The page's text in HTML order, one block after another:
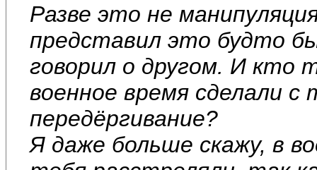
Разве это не
представил это будто
говорил о другом. И кто
военное время сделали с
передёргивание?
Я даже больше скажу, в